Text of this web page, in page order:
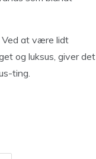
Ved at være lidt
og luksus, giver det
ting.